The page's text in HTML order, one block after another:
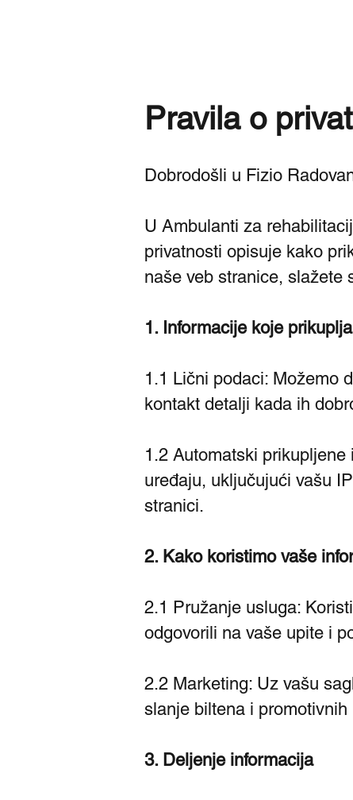
Pravila o
Dobrodošli u Fizio
U Ambulanti za
privatnosti opisuje kako
naše veb stranice, slažete
1. Informacije koje
1.1 Lični podaci: Možemo
kontakt detalji kada ih
1.2 Automatski
uređaju, uključujući vašu
stranici.
2. Kako koristimo vaše
2.1 Pružanje usluga:
odgovorili na vaše upite i
2.2 Marketing: Uz vašu
slanje biltena i promotivnih
3. Deljenje informacija